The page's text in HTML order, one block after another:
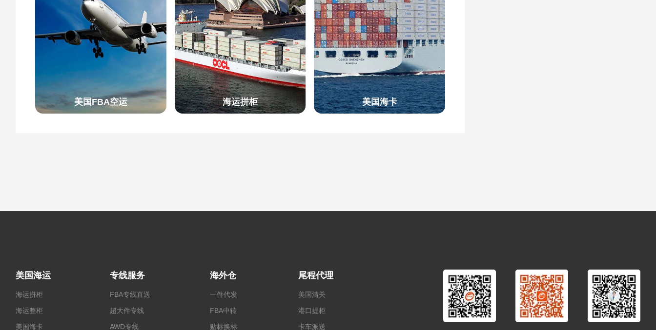
美国FBA空运 海运拼柜 美国海卡
美国海运
海运拼柜
海运整柜
美国海卡
专线服务
FBA专线直送
超大件专线
AWD专线
海外仓
一件代发
FBA中转
贴标换标
尾程代理
美国清关
港口提柜
卡车派送